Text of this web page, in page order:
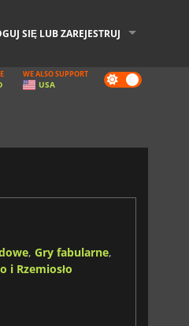
SIĘ LUB ZAREJESTRUJ
Dark
mode
WE ALSO SUPPORT
USA
, Gry fabularne,
i Rzemiosło